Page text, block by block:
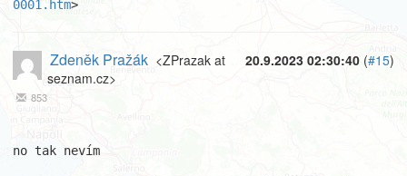
0001.htm>
20.9.2023 02:30:40 (#15)
Zdeněk Pražák <ZPrazak at
seznam.cz>
853
no tak nevím